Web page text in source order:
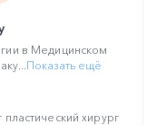
в Медицинском
Показать ещё
хирург